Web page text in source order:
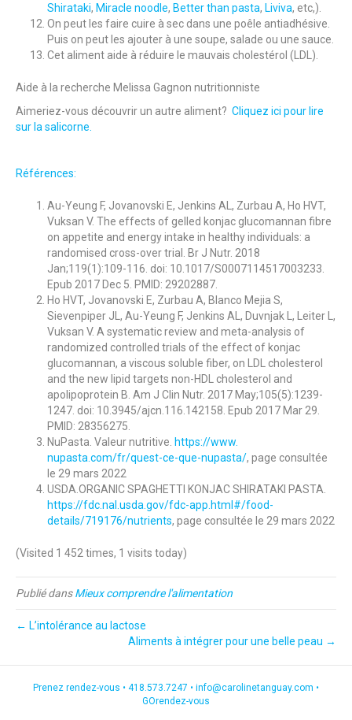
Shirataki, Miracle noodle, Better than pasta, Liviva, etc,).
On peut les faire cuire à sec dans une poêle antiadhésive.
Puis on peut les ajouter à une soupe, salade ou une sauce.
Cet aliment aide à réduire le mauvais cholestérol (LDL).
Aide à la recherche Melissa Gagnon nutritionniste
Aimeriez-vous découvrir un autre aliment? Cliquez ici pour lire
sur la salicorne.
Références:
Au-Yeung F, Jovanovski E, Jenkins AL, Zurbau A, Ho HVT,
Vuksan V. The effects of gelled konjac glucomannan fibre
on appetite and energy intake in healthy individuals: a
randomised cross-over trial. Br J Nutr. 2018
Jan;119(1):109-116. doi: 10.1017/S0007114517003233.
Epub 2017 Dec 5. PMID: 29202887.
Ho HVT, Jovanovski E, Zurbau A, Blanco Mejia S,
Sievenpiper JL, Au-Yeung F, Jenkins AL, Duvnjak L, Leiter L,
Vuksan V. A systematic review and meta-analysis of
randomized controlled trials of the effect of konjac
glucomannan, a viscous soluble fiber, on LDL cholesterol
and the new lipid targets non-HDL cholesterol and
apolipoprotein B. Am J Clin Nutr. 2017 May;105(5):1239-
1247. doi: 10.3945/ajcn.116.142158. Epub 2017 Mar 29.
PMID: 28356275.
NuPasta. Valeur nutritive. https://www.
nupasta.com/fr/quest-ce-que-nupasta/, page consultée
le 29 mars 2022
USDA.ORGANIC SPAGHETTI KONJAC SHIRATAKI PASTA.
https://fdc.nal.usda.gov/fdc-app.html#/food-
details/719176/nutrients, page consultée le 29 mars 2022
(Visited 1 452 times, 1 visits today)
Publié dansMieux comprendre l'alimentation
← L’intolérance au lactose
Aliments à intégrer pour une belle peau →
Prenez rendez-vous • 418.573.7247 • info@carolinetanguay.com •
GOrendez-vous